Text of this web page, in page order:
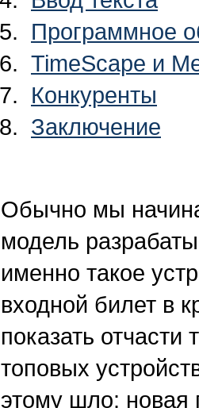
Программное
TimeScape и
Конкуренты
Заключение
Обычно мы
модель
именно такое
входной билет в
показать
топовых
этому шло: новая